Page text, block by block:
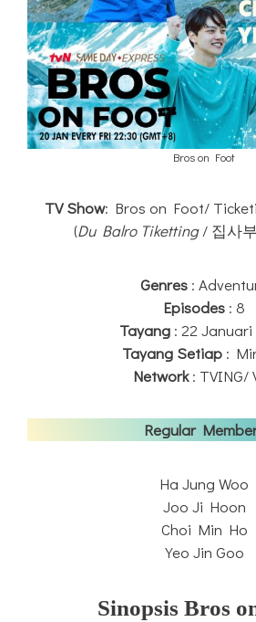
Bros on Foot
TV Show: Bros on Foot/
(Du Balro Tiketting/ 집사
Genres :
Episodes : 8
Tayang: 22 Januari
Tayang Setiap:
Network: TVING/
Regular
Ha Jung Woo
Joo Ji Hoon
Choi Min Ho
Yeo Jin Goo
Sinopsis Bros